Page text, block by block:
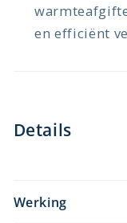
en efficiënt
Details
Werking